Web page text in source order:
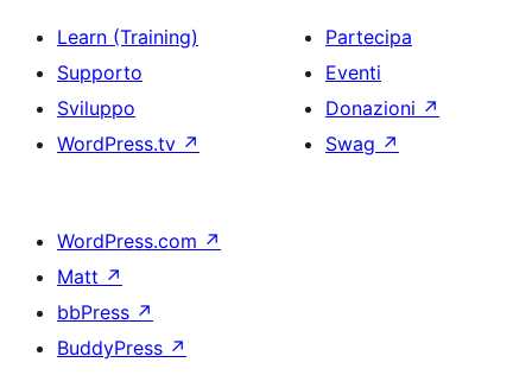
Learn (Training)
Supporto
Sviluppo
WordPress.tv ↗
Partecipa
Eventi
Donazioni ↗
Swag ↗
WordPress.com ↗
Matt ↗
bbPress ↗
BuddyPress ↗